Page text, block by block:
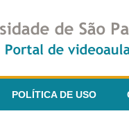
POLÍTICA DE USO